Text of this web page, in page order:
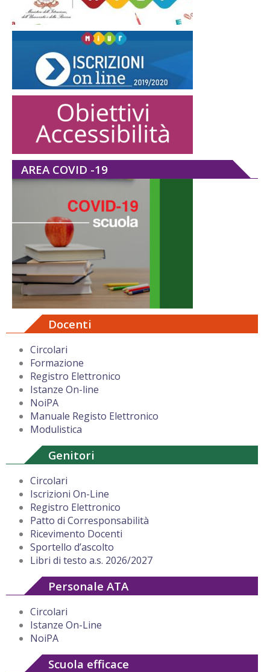
AREA COVID -19
Docenti
Circolari
Formazione
Registro Elettronico
Istanze On-line
NoiPA
Manuale Registo Elettronico
Modulistica
Genitori
Circolari
Iscrizioni On-Line
Registro Elettronico
Patto di Corresponsabilità
Ricevimento Docenti
Sportello d’ascolto
Libri di testo a.s. 2026/2027
Personale ATA
Circolari
Istanze On-Line
NoiPA
Scuola efficace